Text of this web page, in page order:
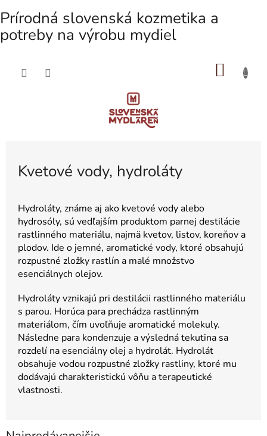
Prírodná slovenská kozmetika a
potreby na výrobu mydiel
Kvetové vody, hydroláty
Hydroláty, známe aj ako kvetové vody alebo
hydrosóly, sú vedľajším produktom parnej destilácie
rastlinného materiálu, najmä kvetov, listov, koreňov a
plodov. Ide o jemné, aromatické vody, ktoré obsahujú
rozpustné zložky rastlín a malé množstvo
esenciálnych olejov.
Hydroláty vznikajú pri destilácii rastlinného materiálu
s parou. Horúca para prechádza rastlinným
materiálom, čím uvoľňuje aromatické molekuly.
Následne para kondenzuje a výsledná tekutina sa
rozdelí na esenciálny olej a hydrolát. Hydrolát
obsahuje vodou rozpustné zložky rastliny, ktoré mu
dodávajú charakteristickú vôňu a terapeutické
vlastnosti.